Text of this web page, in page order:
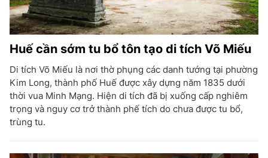
Huế cần sớm tu bổ tôn tạo di tích Võ Miếu
Di tích Võ Miếu là nơi thờ phụng các danh tướng tại phường
Kim Long, thành phố Huế được xây dựng năm 1835 dưới
thời vua Minh Mạng. Hiện di tích đã bị xuống cấp nghiêm
trọng và nguy cơ trở thành phế tích do chưa được tu bổ,
trùng tu.